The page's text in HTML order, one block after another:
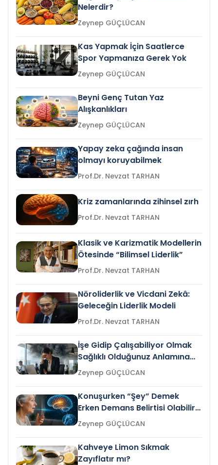
Nelerdir?
Zeynep GÜÇLÜCAN
Kas Yapmak İçin Saatlerce
Spor Yapmanıza Gerek Yok
Zeynep GÜÇLÜCAN
Beyni Genç Tutan Yaz
Alışkanlıkları
Zeynep GÜÇLÜCAN
Yapay zeka çağında insan
olmayı koruyabilmek
Prof.Dr. Nevzat TARHAN
Kriz zamanlarında zihinsel zırh
Prof.Dr. Nevzat TARHAN
Klasik ve Karizmatik Modellerin
Ötesinde “Bilimsel Liderlik”
Prof.Dr. Nevzat TARHAN
Nöroliderlik ve Vicdani Zekâ:
Geleceğin Liderlik Modeli
Prof.Dr. Nevzat TARHAN
İşe Gidip Çalışabiliyor Olmak
Sağlıklı Olduğunuz Anlamına
Gelir mi?Zeynep GÜÇLÜCAN
Konuşurken “Şey” Demek
Erken Demans Belirtisi Olabilir
mi?
Zeynep GÜÇLÜCAN
Kahveye Limon Sıkmak
Zayıflatır mı?